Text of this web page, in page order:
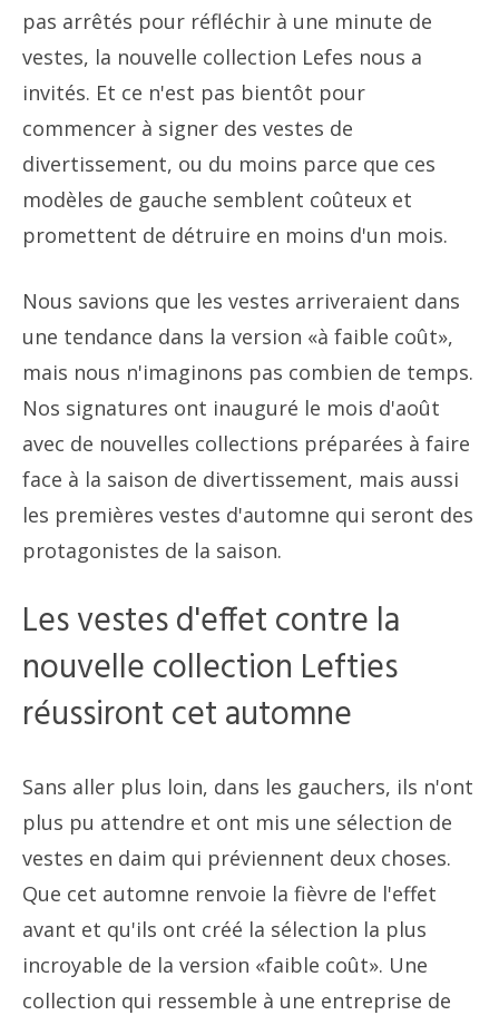
pas arrêtés pour réfléchir à une minute de
vestes, la nouvelle collection Lefes nous a
invités. Et ce n'est pas bientôt pour
commencer à signer des vestes de
divertissement, ou du moins parce que ces
modèles de gauche semblent coûteux et
promettent de détruire en moins d'un mois.
Nous savions que les vestes arriveraient dans
une tendance dans la version «à faible coût»,
mais nous n'imaginons pas combien de temps.
Nos signatures ont inauguré le mois d'août
avec de nouvelles collections préparées à faire
face à la saison de divertissement, mais aussi
les premières vestes d'automne qui seront des
protagonistes de la saison.
Les vestes d'effet contre la
nouvelle collection Lefties
réussiront cet automne
Sans aller plus loin, dans les gauchers, ils n'ont
plus pu attendre et ont mis une sélection de
vestes en daim qui préviennent deux choses.
Que cet automne renvoie la fièvre de l'effet
avant et qu'ils ont créé la sélection la plus
incroyable de la version «faible coût». Une
collection qui ressemble à une entreprise de